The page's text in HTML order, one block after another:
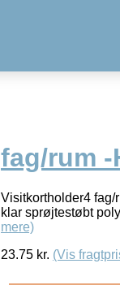
fag/rum -
Visitkortholder4 fag/
klar sprøjtestøbt
mere)
23.75 kr. (Vis